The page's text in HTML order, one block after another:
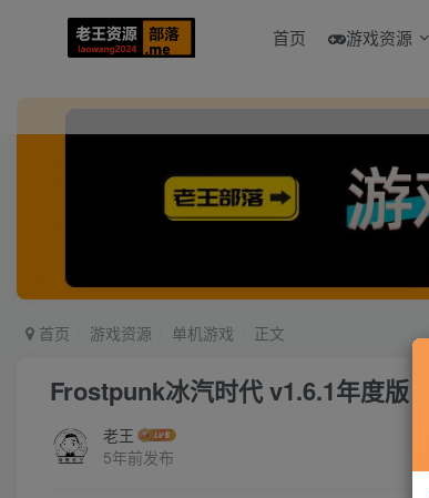
首页 游戏资源
首页 游戏资源 单机游戏 正文
Frostpunk冰汽时代 v1.6.1年度版
老王
5年前发布